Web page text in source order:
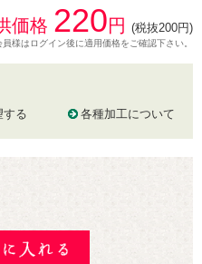
価格 220円 (税抜200円)
様はログイン後に適用価格をご確認下さい。
する 各種加工について